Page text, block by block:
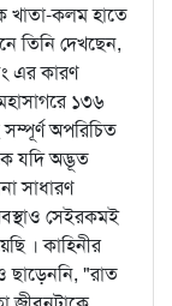
খাতা-কলম হাতে
তিনি দেখছেন,
এর কারণ
১৩৬
অপরিচিত
যদি অদ্ভূত
সাধারণ
সেইরকমই
। কাহিনীর
ছাড়েননি, "রাত